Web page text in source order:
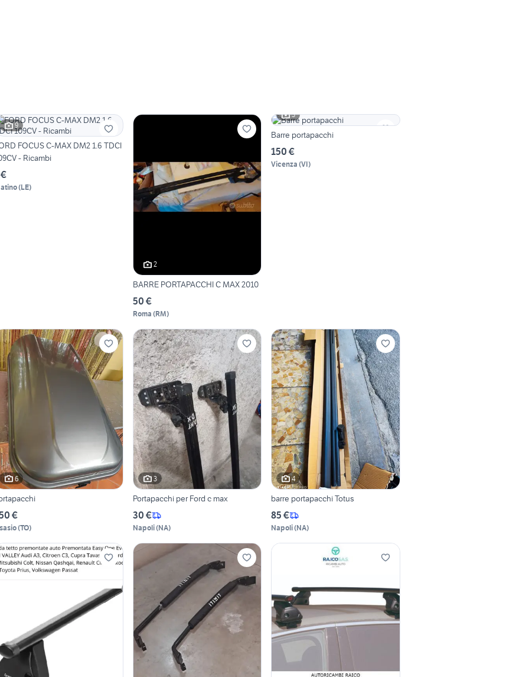
9
FOCUS C-MAX DM2 1.6 TDCI
- Ricambi
(LE)
2
BARRE PORTAPACCHI C MAX 2010
50 €
Roma (RM)
3
Barre portapacchi
150 €
Vicenza (VI)
6
€
(TO)
3
Portapacchi per Ford c max
30 €
Napoli(NA)
4
barre portapacchi Totus
85 €
Napoli(NA)